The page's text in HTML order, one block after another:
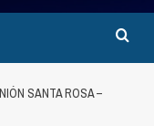
SANTA ROSA –